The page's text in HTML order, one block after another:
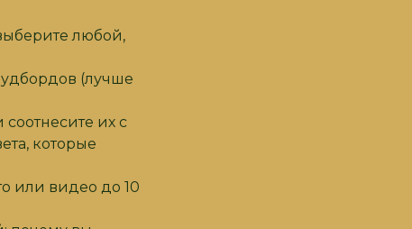
любой,
(лучше
их с
которые
или видео до 10